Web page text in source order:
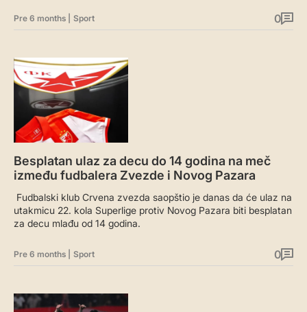
Pre 6 months Sport 0
Besplatan ulaz za decu do 14 godina na meč
između fudbalera Zvezde i Novog Pazara
Fudbalski klub Crvena zvezda saopštio je danas da će ulaz na
utakmicu 22. kola Superlige protiv Novog Pazara biti besplatan
za decu mlađu od 14 godina.
Pre 6 months Sport 0